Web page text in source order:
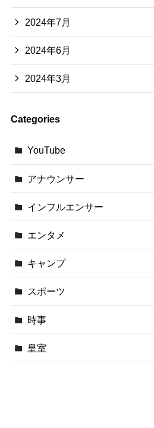
2024年7月
2024年6月
2024年3月
Categories
YouTube
アナウンサー
インフルエンサー
エンタメ
キャンプ
スポーツ
時事
皇室